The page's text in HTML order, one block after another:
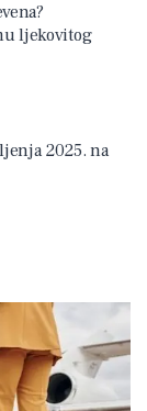
ljekovitog
2025. na